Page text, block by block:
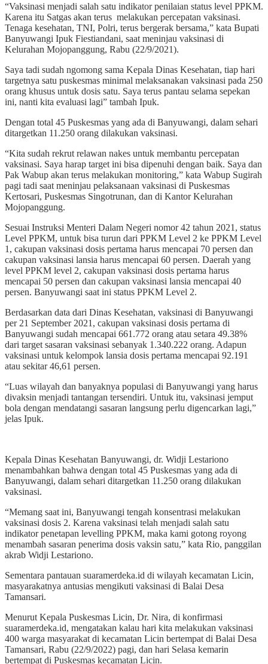
“Vaksinasi menjadi salah satu indikator penilaian status level PPKM.
Karena itu Satgas akan terus melakukan percepatan vaksinasi.
Tenaga kesehatan, TNI, Polri, terus bergerak bersama,” kata Bupati
Banyuwangi Ipuk Fiestiandani, saat meninjau vaksinasi di
Kelurahan Mojopanggung, Rabu (22/9/2021).
Saya tadi sudah ngomong sama Kepala Dinas Kesehatan, tiap hari
targetnya satu puskesmas minimal melaksanakan vaksinasi pada 250
orang khusus untuk dosis satu. Saya terus pantau selama sepekan
ini, nanti kita evaluasi lagi” tambah Ipuk.
Dengan total 45 Puskesmas yang ada di Banyuwangi, dalam sehari
ditargetkan 11.250 orang dilakukan vaksinasi.
“Kita sudah rekrut relawan nakes untuk membantu percepatan
vaksinasi. Saya harap target ini bisa dipenuhi dengan baik. Saya dan
Pak Wabup akan terus melakukan monitoring,” kata Wabup Sugirah
pagi tadi saat meninjau pelaksanaan vaksinasi di Puskesmas
Kertosari, Puskesmas Singotrunan, dan di Kantor Kelurahan
Mojopanggung.
Sesuai Instruksi Menteri Dalam Negeri nomor 42 tahun 2021, status
Level PPKM, untuk bisa turun dari PPKM Level 2 ke PPKM Level
1, cakupan vaksinasi dosis pertama harus mencapai 70 persen dan
cakupan vaksinasi lansia harus mencapai 60 persen. Daerah yang
level PPKM level 2, cakupan vaksinasi dosis pertama harus
mencapai 50 persen dan cakupan vaksinasi lansia mencapai 40
persen. Banyuwangi saat ini status PPKM Level 2.
Berdasarkan data dari Dinas Kesehatan, vaksinasi di Banyuwangi
per 21 September 2021, cakupan vaksinasi dosis pertama di
Banyuwangi sudah mencapai 661.772 orang atau setara 49.38%
dari target sasaran vaksinasi sebanyak 1.340.222 orang. Adapun
vaksinasi untuk kelompok lansia dosis pertama mencapai 92.191
atau sekitar 46,61 persen.
“Luas wilayah dan banyaknya populasi di Banyuwangi yang harus
divaksin menjadi tantangan tersendiri. Untuk itu, vaksinasi jemput
bola dengan mendatangi sasaran langsung perlu digencarkan lagi,”
jelas Ipuk.
Kepala Dinas Kesehatan Banyuwangi, dr. Widji Lestariono
menambahkan bahwa dengan total 45 Puskesmas yang ada di
Banyuwangi, dalam sehari ditargetkan 11.250 orang dilakukan
vaksinasi.
“Memang saat ini, Banyuwangi tengah konsentrasi melakukan
vaksinasi dosis 2. Karena vaksinasi telah menjadi salah satu
indikator penetapan levelling PPKM, maka kami gotong royong
menambah sasaran penerima dosis vaksin satu,” kata Rio, panggilan
akrab Widji Lestariono.
Sementara pantauan suaramerdeka.id di wilayah kecamatan Licin,
masyarakatnya antusias mengikuti vaksinasi di Balai Desa
Tamansari.
Menurut Kepala Puskesmas Licin, Dr. Nira, di konfirmasi
suaramerdeka.id, mengatakan kalau hari kita melakukan vaksinasi
400 warga masyarakat di kecamatan Licin bertempat di Balai Desa
Tamansari, Rabu (22/9/2022) pagi, dan hari Selasa kemarin
bertempat di Puskesmas kecamatan Licin.